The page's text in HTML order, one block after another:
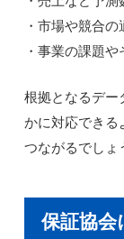
・市場や競合
・事業の課題
根拠となるデー
かに対応できる
つながるでしょ
保証協